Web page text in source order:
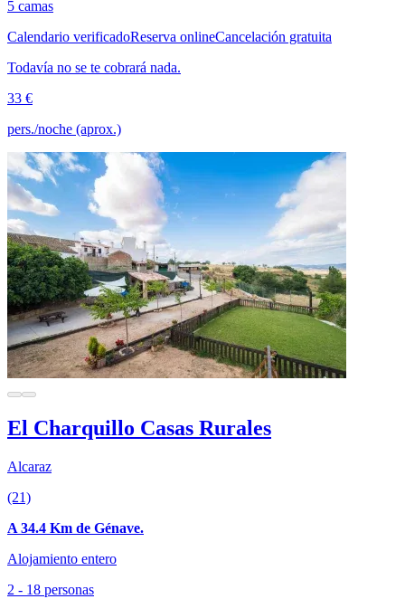
5 camas
Calendario verificadoReserva onlineCancelación gratuita
Todavía no se te cobrará nada.
33 €
pers./noche (aprox.)
El Charquillo Casas Rurales
Alcaraz
(21)
A 34.4 Km de Génave.
Alojamiento entero
2 - 18 personas